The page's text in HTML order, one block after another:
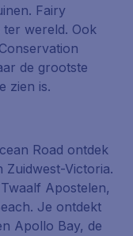
Fairy
ter wereld. Ook
de grootste
zien is.
Road ontdek
Zuidwest-Victoria.
Apostelen,
Je ontdekt
Apollo Bay, de